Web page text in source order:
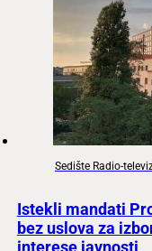
Sedište Radio-
Istekli mandati
bez uslova za
interese javnosti